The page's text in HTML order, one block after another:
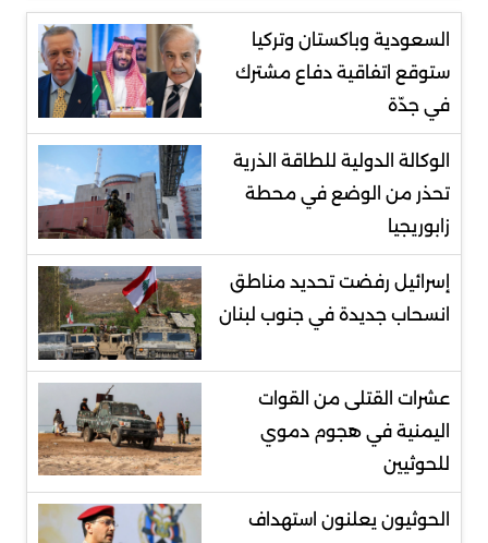
السعودية وباكستان وتركيا
ستوقع اتفاقية دفاع مشترك
في جدّة
الوكالة الدولية للطاقة الذرية
تحذر من الوضع في محطة
زابوريجيا
إسرائيل رفضت تحديد مناطق
انسحاب جديدة في جنوب لبنان
عشرات القتلى من القوات
اليمنية في هجوم دموي
للحوثيين
الحوثيون يعلنون استهداف